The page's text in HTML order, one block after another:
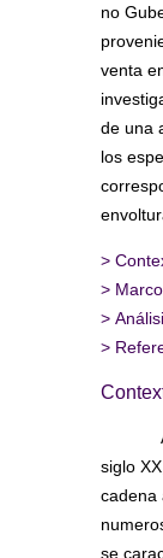
no
venta
de una
los
>
>
>
>
siglo
cadena
se